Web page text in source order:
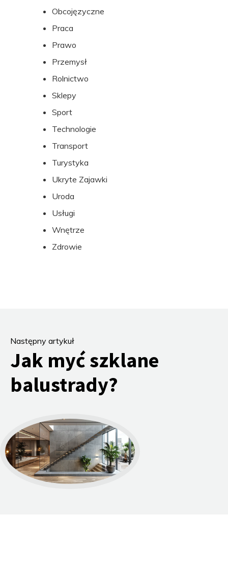
Obcojęzyczne
Praca
Prawo
Przemysł
Rolnictwo
Sklepy
Sport
Technologie
Transport
Turystyka
Ukryte Zajawki
Uroda
Usługi
Wnętrze
Zdrowie
Następny artykuł
Jak myć szklane
balustrady?